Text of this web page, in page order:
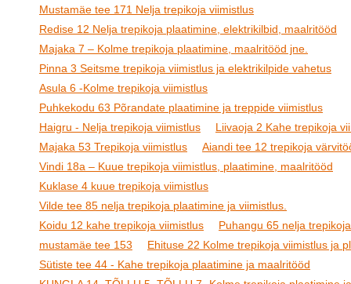
Mustamäe tee 171 Nelja trepikoja viimistlus
Redise 12 Nelja trepikoja plaatimine, elektrikilbid, maalritööd
Majaka 7 – Kolme trepikoja plaatimine, maalritööd jne.
Pinna 3 Seitsme trepikoja viimistlus ja elektrikilpide vahetus
Asula 6 -Kolme trepikoja viimistlus
Puhkekodu 63 Põrandate plaatimine ja treppide viimistlus
Haigru - Nelja trepikoja viimistlus
Liivaoja 2 Kahe trepikoja
Majaka 53 Trepikoja viimistlus
Aiandi tee 12 trepikoja
Vindi 18a – Kuue trepikoja viimistlus, plaatimine, maalritööd
Kuklase 4 kuue trepikoja viimistlus
Vilde tee 85 nelja trepikoja plaatimine ja viimistlus.
Koidu 12 kahe trepikoja viimistlus
Puhangu 65 nelja
mustamäe tee 153
Ehituse 22 Kolme trepikoja viimistlus ja
Sütiste tee 44 - Kahe trepikoja plaatimine ja maalritööd